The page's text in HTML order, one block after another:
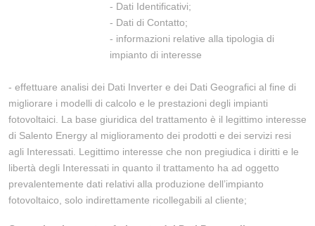
- Dati Identificativi;
- Dati di Contatto;
- informazioni relative alla tipologia di
impianto di interesse
- effettuare analisi dei Dati Inverter e dei Dati Geografici al fine di
migliorare i modelli di calcolo e le prestazioni degli impianti
fotovoltaici. La base giuridica del trattamento è il legittimo interesse
di Salento Energy al miglioramento dei prodotti e dei servizi resi
agli Interessati. Legittimo interesse che non pregiudica i diritti e le
libertà degli Interessati in quanto il trattamento ha ad oggetto
prevalentemente dati relativi alla produzione dell’impianto
fotovoltaico, solo indirettamente ricollegabili al cliente;